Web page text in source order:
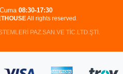
All rights reserved.
PAZ.SAN.VE TİC.LTD.ŞTİ.
08:30-17:30